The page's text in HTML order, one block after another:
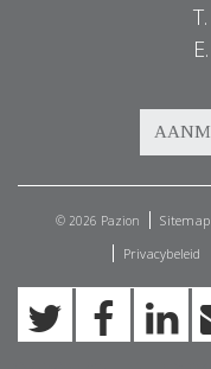
T.
E.
© 2026 Pazion Sitemap
Privacybeleid